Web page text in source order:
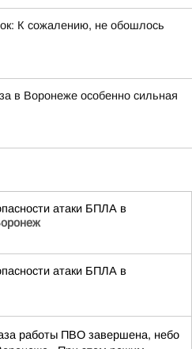
К сожалению, не обошлось
в Воронеже особенно сильная
атаки БПЛА в
атаки БПЛА в
работы ПВО завершена, небо